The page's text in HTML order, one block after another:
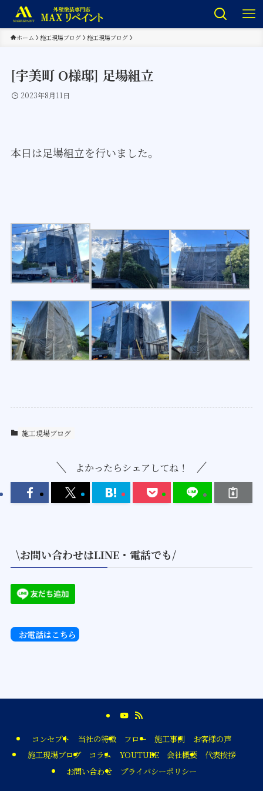
ホーム 施工現場ブログ 施工現場ブログ
[宇美町 O様邸] 足場組立
2023年8月11日
本日は足場組立を行いました。
施工現場ブログ
よかったらシェアしてね！
\お問い合わせはLINE・電話でも/
お電話はこちら
コンセプト 当社の特徴 フロー 施工事例
お客様の声
施工現場ブログ
コラム YOUTUBE 会社概要
代表挨拶
お問い合わせ
プライバシーポリシー